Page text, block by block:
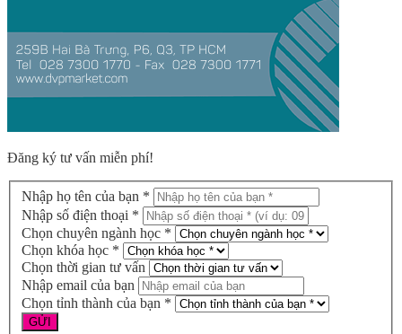
Đăng ký tư vấn miễn phí!
Nhập họ tên của bạn *
Nhập số điện thoại *
Chọn chuyên ngành học *
Chọn khóa học *
Chọn thời gian tư vấn
Nhập email của bạn
Chọn tỉnh thành của bạn *